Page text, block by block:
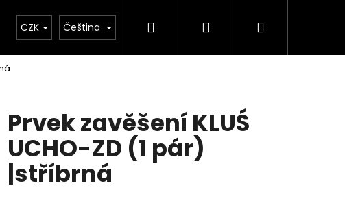
Kalkulačka
CZK Čeština Hledat PřihlášeníNákupní
Prvek zavěšení KLUŚ
UCHO-ZD (1 pár)
|stříbrná